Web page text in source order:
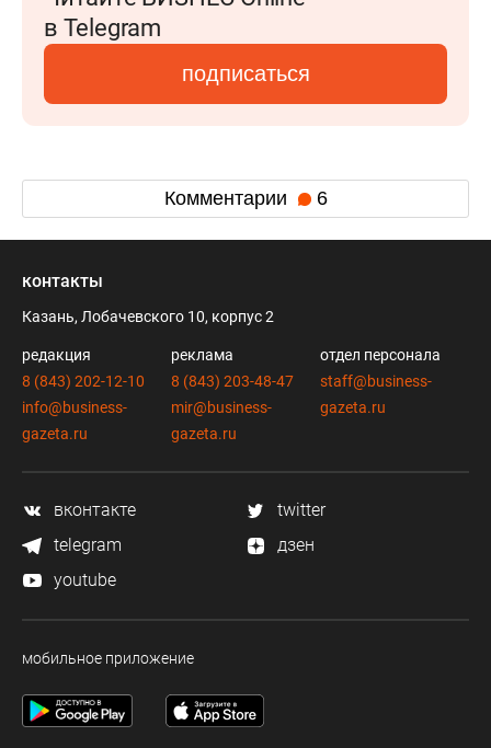
в Telegram
подписаться
Комментарии 6
контакты
Казань, Лобачевского 10, корпус 2
редакция
8 (843) 202-12-10
info@business-
gazeta.ru
реклама
8 (843) 203-48-47
mir@business-
gazeta.ru
отдел персонала
staff@business-
gazeta.ru
вконтакте
twitter
telegram
дзен
youtube
мобильное приложение